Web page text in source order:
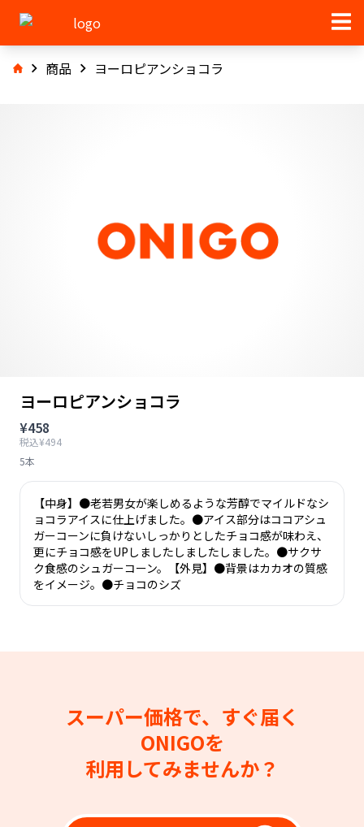
商品 ヨーロピアンショコラ
ヨーロピアンショコラ
¥458
税込¥494
5本
【中身】●老若男女が楽しめるような芳醇でマイルドなシ
ョコラアイスに仕上げました。●アイス部分はココアシュ
ガーコーンに負けないしっかりとしたチョコ感が味わえ、
更にチョコ感をUPしましたしましたしました。●サクサ
ク食感のシュガーコーン。【外見】●背景はカカオの質感
をイメージ。●チョコのシズ
スーパー価格で、すぐ届く
ONIGOを
利用してみませんか？